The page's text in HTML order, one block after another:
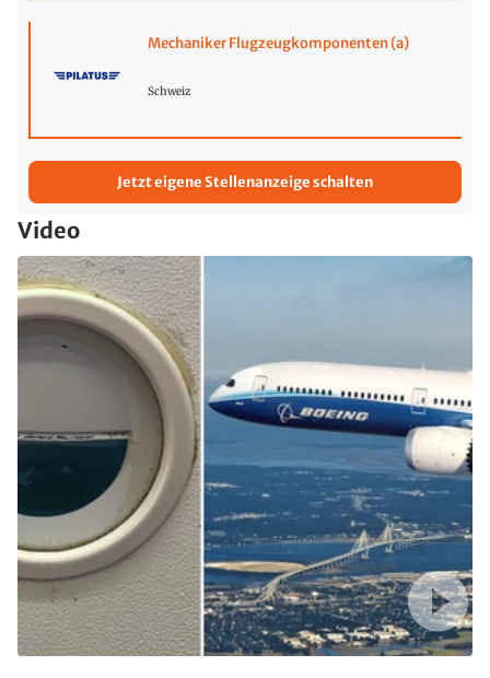
Mechaniker Flugzeugkomponenten (a)
Schweiz
Jetzt eigene Stellenanzeige schalten
Video